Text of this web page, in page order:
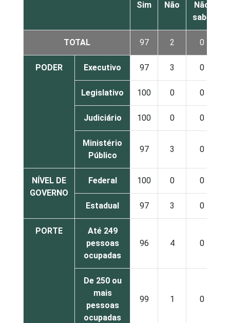
Sim Não
Não
sabe
TOTAL 97 2 0
PODER Executivo 97 3 0
Legislativo 100 0 0
Judiciário 100 0 0
Ministério
Público
97 3 0
NÍVEL DE
GOVERNO
Federal 100 0 0
Estadual 97 3 0
PORTE
Até 249
pessoas
ocupadas
96 4 0
De 250 ou
mais
pessoas
ocupadas
99 1 0